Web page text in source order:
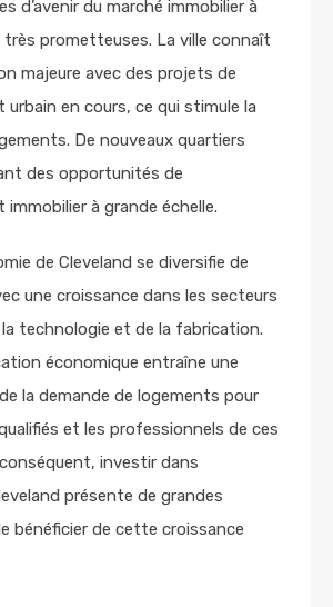
d’avenir du marché immobilier à
prometteuses. La ville connaît
majeure avec des projets de
urbain en cours, ce qui stimule la
De nouveaux quartiers
des opportunités de
à grande échelle.
de Cleveland se diversifie de
une croissance dans les secteurs
technologie et de la fabrication.
économique entraîne une
la demande de logements pour
et les professionnels de ces
investir dans
présente de grandes
bénéficier de cette croissance